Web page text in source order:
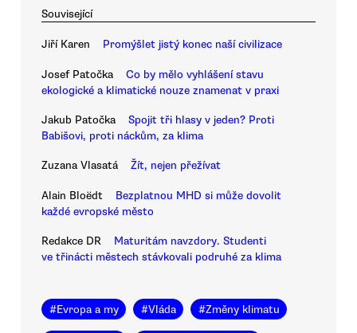
Související
Jiří Karen Promýšlet jistý konec naší civilizace
Josef Patočka
Co by mělo vyhlášení stavu
ekologické a klimatické nouze znamenat v praxi
Jakub Patočka
Spojit tři hlasy v jeden? Proti
Babišovi, proti náckům, za klima
Zuzana Vlasatá Žít, nejen přežívat
Alain Bloëdt
Bezplatnou MHD si může dovolit
každé evropské město
Redakce DR
Maturitám navzdory. Studenti
ve třinácti městech stávkovali podruhé za klima
#Evropa a my #Vláda #Změny klimatu